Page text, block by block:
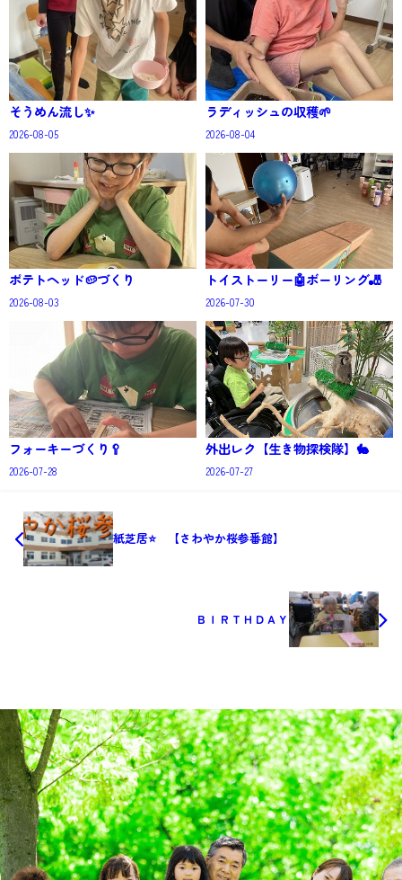
そうめん流し✨
2026-08-05
ラディッシュの収穫🌱
2026-08-04
ポテトヘッド🥔づくり
2026-08-03
トイストーリー🤖ボーリング🎳
2026-07-30
フォーキーづくり🥄
2026-07-28
外出レク【生き物探検隊】🐇
2026-07-27
紙芝居⭐ 【さわやか桜参番館】
ＢＩＲＴＨＤＡＹ